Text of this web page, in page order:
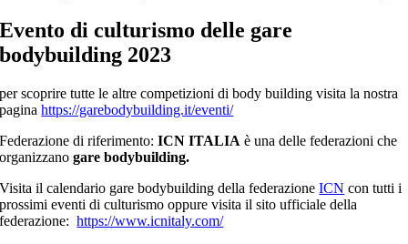
Evento di culturismo delle gare
bodybuilding 2023
per scoprire tutte le altre competizioni di body building visita la nostra
paginahttps://garebodybuilding.it/eventi/
Federazione di riferimento:ICN ITALIA è una delle federazioni che
organizzanogare bodybuilding.
Visita il calendario gare bodybuilding della federazioneICN con tutti i
prossimi eventi di culturismo oppure visita il sito ufficiale della
federazione:https://www.icnitaly.com/